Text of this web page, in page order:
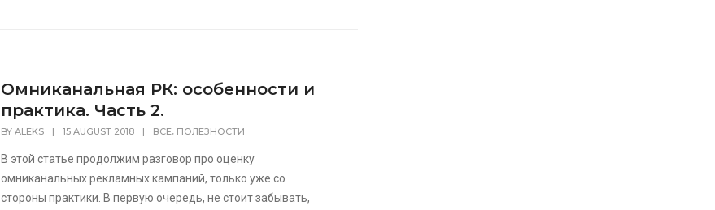
Омниканальная РК: особенности и
практика. Часть 2.
BYALEKS | 15 AUGUST 2018 | ВСЕ, ПОЛЕЗНОСТИ
В этой статье продолжим разговор про оценку
омниканальных рекламных кампаний, только уже со
стороны практики. В первую очередь, не стоит забывать,